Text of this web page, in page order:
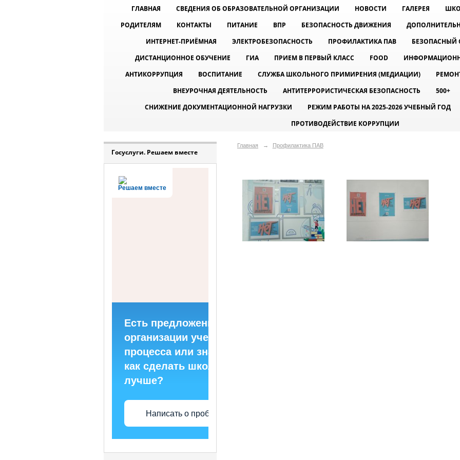
ГЛАВНАЯ СВЕДЕНИЯ ОБ ОБРАЗОВАТЕЛЬНОЙ ОРГАНИЗАЦИИ НОВОСТИ ГАЛЕРЕЯ
РОДИТЕЛЯМ
КОНТАКТЫ ПИТАНИЕ ВПР БЕЗОПАСНОСТЬ ДВИЖЕНИЯ
ИНТЕРНЕТ-ПРИЁМНАЯ
ЭЛЕКТРОБЕЗОПАСНОСТЬ ПРОФИЛАКТИКА ПАВ
БЕЗОПАСНЫЙ
ДИСТАНЦИОННОЕ ОБУЧЕНИЕ
ГИА ПРИЕМ В ПЕРВЫЙ КЛАСС FOOD
АНТИКОРРУПЦИЯ
ВОСПИТАНИЕ СЛУЖБА ШКОЛЬНОГО ПРИМИРЕНИЯ (МЕДИАЦИИ)
ВНЕУРОЧНАЯ ДЕЯТЕЛЬНОСТЬ
АНТИТЕРРОРИСТИЧЕСКАЯ БЕЗОПАСНОСТЬ 500+
СНИЖЕНИЕ ДОКУМЕНТАЦИОННОЙ НАГРУЗКИ
РЕЖИМ РАБОТЫ НА 2025-2026 УЧЕБНЫЙ ГОД
ПРОТИВОДЕЙСТВИЕ КОРРУПЦИИ
Госуслуги. Решаем вместе
Решаем вместе
Есть предложения по
организации учебного
процесса или знаете,
как сделать школу
лучше?
Написать о проблеме
Главная → Профилактика ПАВ